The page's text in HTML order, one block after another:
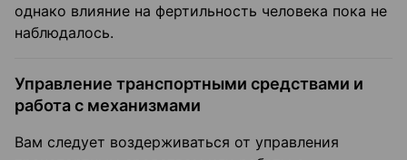
однако влияние на фертильность человека пока не
наблюдалось.
Управление транспортными средствами и
работа с механизмами
Вам следует воздерживаться от управления